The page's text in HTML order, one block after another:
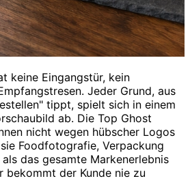
keine Eingangstür, kein
Jeder Grund, aus
tippt, spielt sich in einem
ab. Die Top Ghost
nicht wegen hübscher Logos
Foodfotografie, Verpackung
das gesamte Markenerlebnis
bekommt der Kunde nie zu